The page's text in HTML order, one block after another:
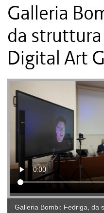
Galleria
da
Digital Art
Galleria Bombi: Fedriga, da